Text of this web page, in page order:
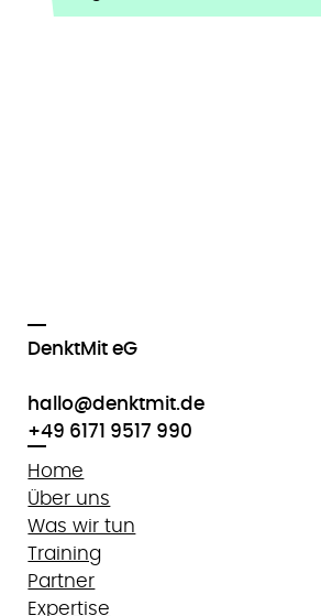
DenktMit eG
hallo@denktmit.de
+49 6171 9517 990
Home
Über uns
Was wir tun
Training
Partner
Expertise